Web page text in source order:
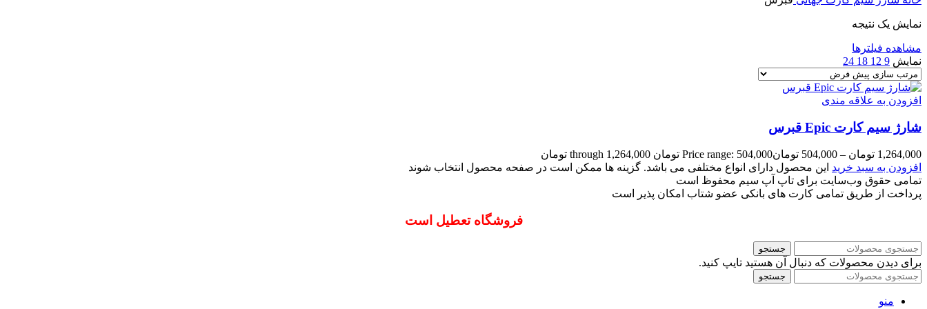
نمایش یک نتیجه
مشاهده فیلترها
نمایش 9
12
18
24
افزودن به علاقه مندی
شارژ سیم کارت Epic قبرس
1,264,000 تومان –
504,000 تومانPrice range: 504,000 تومان through 1,264,000 تومان
افزودن به سبد خرید این محصول دارای انواع مختلفی می باشد. گزینه ها ممکن است در صفحه محصول انتخاب شوند
تمامی حقوق وب‌سایت برای تاپ آپ سیم محفوظ است
پرداخت از طریق تمامی کارت های بانکی عضو شتاب امکان پذیر است
فروشگاه تعطیل است
جستجو
برای دیدن محصولات که دنبال آن هستید تایپ کنید.
جستجو
منو